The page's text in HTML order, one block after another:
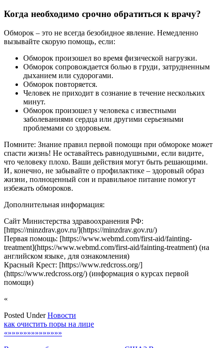
Когда необходимо срочно обратиться к врачу?
Обморок – это не всегда безобидное явление. Немедленно
вызывайте скорую помощь‚ если:
Обморок произошел во время физической нагрузки.
Обморок сопровождается болью в груди‚ затрудненным
дыханием или судорогами.
Обморок повторяется.
Человек не приходит в сознание в течение нескольких
минут.
Обморок произошел у человека с известными
заболеваниями сердца или другими серьезными
проблемами со здоровьем.
Помните: Знание правил первой помощи при обмороке может
спасти жизнь! Не оставайтесь равнодушными‚ если видите‚
что человеку плохо. Ваши действия могут быть решающими.
И‚ конечно‚ не забывайте о профилактике – здоровый образ
жизни‚ полноценный сон и правильное питание помогут
избежать обмороков.
Дополнительная информация:
Сайт Министерства здравоохранения РФ:
[https://minzdrav.gov.ru/](https://minzdrav.gov.ru/)
Первая помощь: [https://www.webmd.com/first-aid/fainting-
treatment](https://www.webmd.com/first-aid/fainting-treatment) (на
английском языке‚ для ознакомления)
Красный Крест: [https://www.redcross.org/]
(https://www.redcross.org/) (информация о курсах первой
помощи)
«
Posted UnderНовости
Навигация
по
как очистить поры на лице
«»»»»»»»»»»»»»»